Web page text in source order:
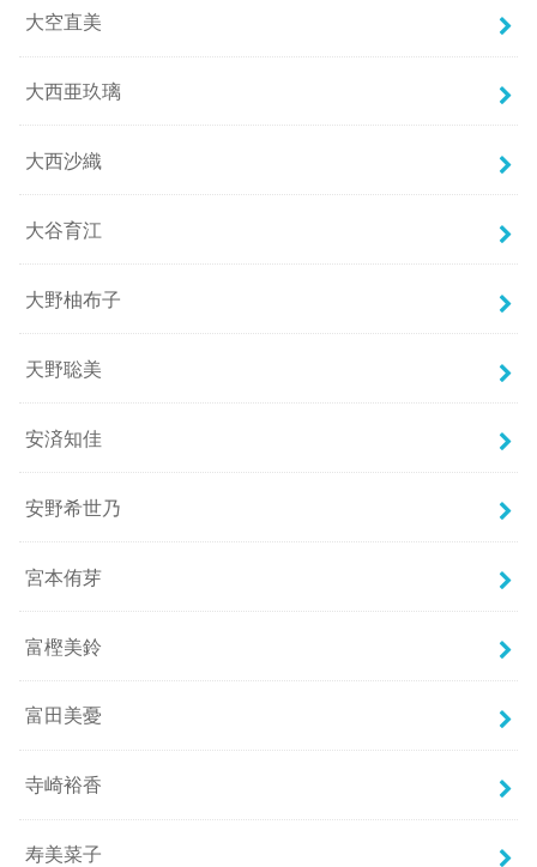
大空直美
大西亜玖璃
大西沙織
大谷育江
大野柚布子
天野聡美
安済知佳
安野希世乃
宮本侑芽
富樫美鈴
富田美憂
寺崎裕香
寿美菜子